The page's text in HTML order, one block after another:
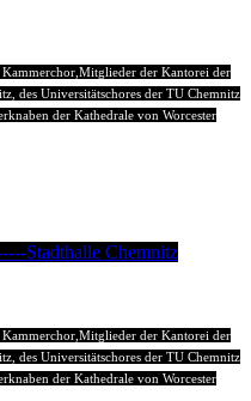
Mitglieder der Kantorei der
des Universitätschores der TU Chemnitz
der Kathedrale von Worcester
Stadthalle Chemnitz
Mitglieder der Kantorei der
des Universitätschores der TU Chemnitz
der Kathedrale von Worcester